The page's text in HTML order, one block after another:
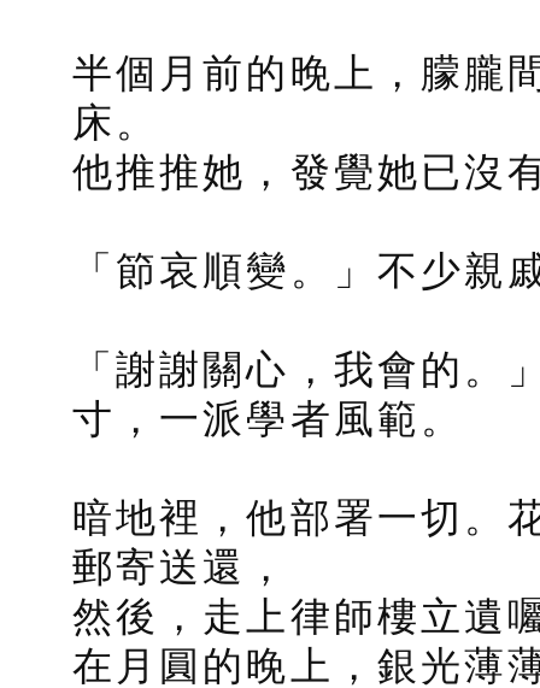
半個月前的晚上，朦朧
床。
他推推她，發覺她已沒
「節哀順變。」不少親
「謝謝關心，我會的
寸，一派學者風範。
暗地裡，他部署一切。
郵寄送還，
然後，走上律師樓立遺
在月圓的晚上，銀光薄